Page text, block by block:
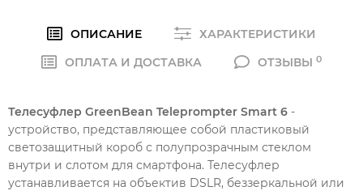
ОПИСАНИЕ
ХАРАКТЕРИСТИКИ
ОПЛАТА И ДОСТАВКА
ОТЗЫВЫ 0
Телесуфлер GreenBean Teleprompter Smart 6 -
устройство, представляющее собой пластиковый
светозащитный короб с полупрозрачным стеклом
внутри и слотом для смартфона. Телесуфлер
устанавливается на объектив DSLR, беззеркальной или